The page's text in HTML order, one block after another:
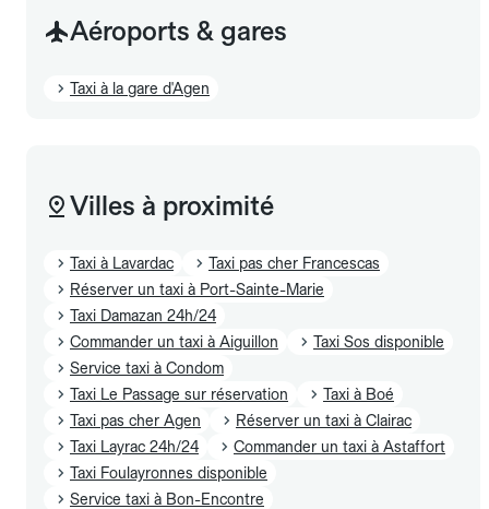
Aéroports & gares
Taxi à la gare d'Agen
Villes à proximité
Taxi à Lavardac
Taxi pas cher Francescas
Réserver un taxi à Port-Sainte-Marie
Taxi Damazan 24h/24
Commander un taxi à Aiguillon
Taxi Sos disponible
Service taxi à Condom
Taxi Le Passage sur réservation
Taxi à Boé
Taxi pas cher Agen
Réserver un taxi à Clairac
Taxi Layrac 24h/24
Commander un taxi à Astaffort
Taxi Foulayronnes disponible
Service taxi à Bon-Encontre